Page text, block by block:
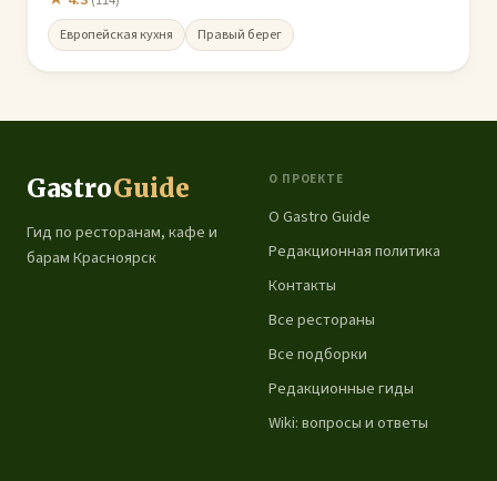
Европейская кухня Правый берег
GastroGuide
Гид по ресторанам, кафе и
барам Красноярск
О ПРОЕКТЕ
О Gastro Guide
Редакционная политика
Контакты
Все рестораны
Все подборки
Редакционные гиды
Wiki: вопросы и ответы